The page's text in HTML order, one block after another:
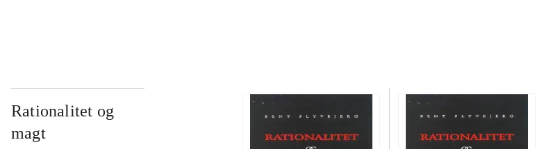
Rationalitet og
magt